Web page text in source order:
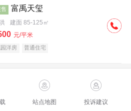
富禹天玺
建面 85-125㎡
元/平米
洋房 普通住宅
站点地图 投诉建议